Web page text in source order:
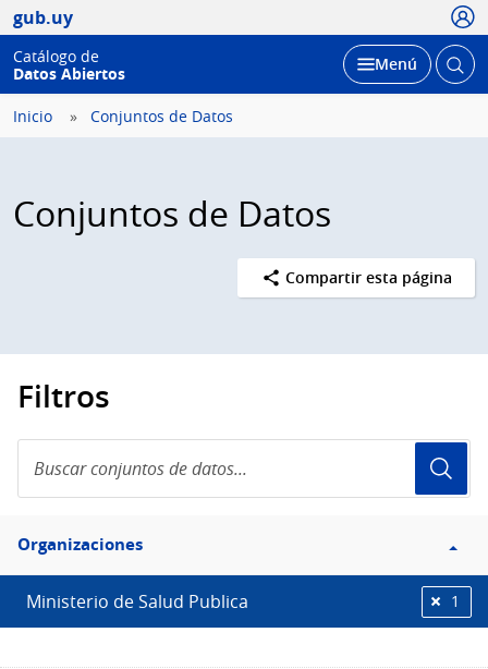
gub.uy
Catálogo de
Datos Abiertos
Desplegar
Menú Abrir
Inicio Conjuntos de Datos
Conjuntos de Datos
Compartir esta página
Filtros
conjuntos
de
Filtro
Organizaciones
Organizaciones
Ministerio de Salud Publica 1